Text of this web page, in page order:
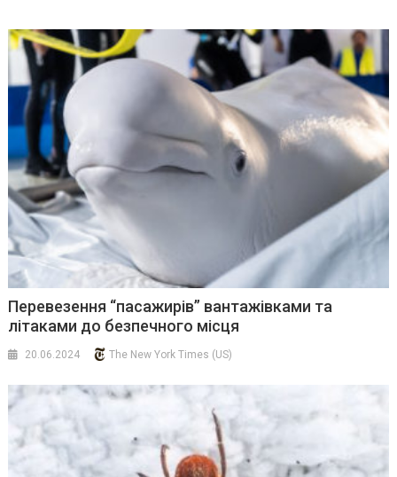
Перевезення “пасажирів” вантажівками та
літаками до безпечного місця
20.06.2024 The New York Times (US)